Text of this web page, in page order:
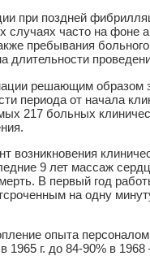
при поздней
случаях часто на фоне
пребывания
длительности
решающим образом
периода от начала
217 больных
возникновения
9 лет массаж
В первый год
на одну
опыта
г. до 84-90% в 1968